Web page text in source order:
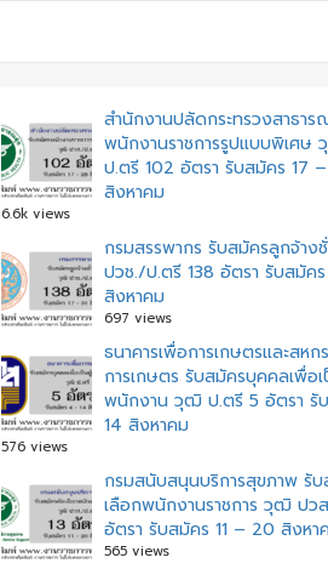
สำนักงานปลัดกระทรวงสาธา
พนักงานราชการรูปแบบพิเศษ
ป.ตรี 102 อัตรา รับสมัคร 17
สิงหาคม
6.6k views
กรมสรรพากร รับสมัครลูกจ้าง
ปวช./ป.ตรี 138 อัตรา รับสมัค
สิงหาคม
697 views
ธนาคารเพื่อการเกษตรและสห
การเกษตร รับสมัครบุคคลเพื่อ
พนักงาน วุฒิ ป.ตรี 5 อัตรา รั
14 สิงหาคม
576 views
กรมสนับสนุนบริการสุขภาพ รั
เลือกพนักงานราชการ วุฒิ ปว
อัตรา รับสมัคร 11 – 20 สิงหา
565 views